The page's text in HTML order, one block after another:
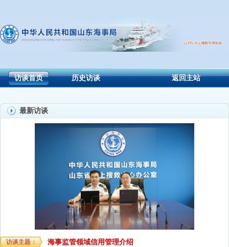
访谈首页 历史访谈 返回主站
最新访谈
访谈主题： 海事监管领域信用管理介绍